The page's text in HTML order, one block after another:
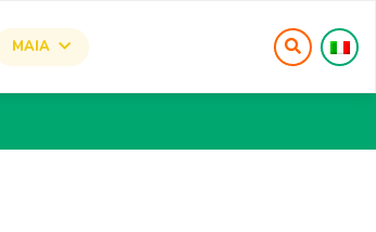
MAIA